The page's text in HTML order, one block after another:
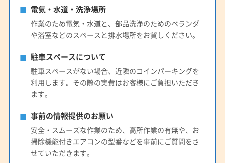
電気・水道・洗浄場所
作業のため電気・水道と、部品洗浄のためのベランダ
や浴室などのスペースと排水場所をお貸しください。
駐車スペースについて
駐車スペースがない場合、近隣のコインパーキングを
利用します。その際の実費はお客様にご負担いただき
ます。
事前の情報提供のお願い
安全・スムーズな作業のため、高所作業の有無や、お
掃除機能付きエアコンの型番などを事前にご質問をさ
せていただきます。